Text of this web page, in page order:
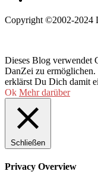
Copyright ©2002-2024
Dieses Blog verwendet
DanZei zu
erklärst Du Dich damit
Ok Mehr darüber
Schließen
Privacy Overview